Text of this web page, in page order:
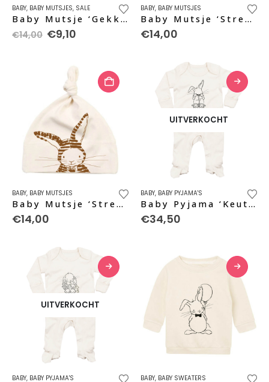
BABY, BABY MUTSJES, SALE
Baby Mutsje ‘Gekke Bek’ – sky blue
€14,00 Oorspronkelijke
prijs
€14,00.
€9,10
€9,10.
BABY, BABY MUTSJES
Baby Mutsje ‘Strepen’ – black pure
€14,00
BABY, BABY MUTSJES
Baby Mutsje ‘Strepen’ – caramel
€14,00
UITVERKOCHT
product
heeft
optie
kan
gekozen
worden
op
BABY, BABY PYJAMA'S
Baby Pyjama ‘Keutels tellen’
€34,50
UITVERKOCHT
BABY, BABY PYJAMA'S BABY, BABY SWEATERS